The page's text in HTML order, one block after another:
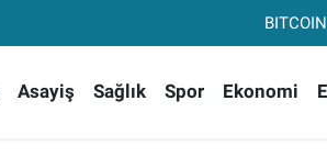
Asayiş Sağlık Spor Ekonomi